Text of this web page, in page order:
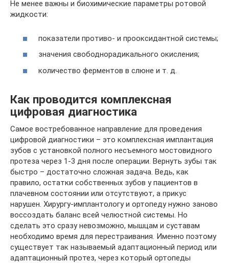
Не менее важны и биохимические параметры ротовой
жидкости:
показатели противо- и прооксидантной системы;
значения свободнорадикального окисления;
количество ферментов в слюне и т. д.
Как проводится комплексная
цифровая диагностика
Самое востребованное направление для проведения
цифровой диагностики – это комплексная имплантация
зубов с установкой полного несъемного мостовидного
протеза через 1-3 дня после операции. Вернуть зубы так
быстро – достаточно сложная задача. Ведь, как
правило, остатки собственных зубов у пациентов в
плачевном состоянии или отсутствуют, а прикус
нарушен. Хирургу-имплантологу и ортопеду нужно заново
воссоздать баланс всей челюстной системы. Но
сделать это сразу невозможно, мышцам и суставам
необходимо время для перестраивания. Именно поэтому
существует так называемый адаптационный период или
адаптационный протез, через который ортопеды